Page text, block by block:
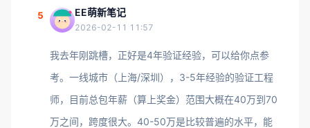
5 EE萌新笔记
2026-02-11 11:57
我去年刚跳槽，正好是4年验证经验，可以给你点参
考。一线城市（上海/深圳），3-5年经验的验证工程
师，目前总包年薪（算上奖金）范围大概在40万到70
万之间，跨度很大。40-50万是比较普遍的水平，能